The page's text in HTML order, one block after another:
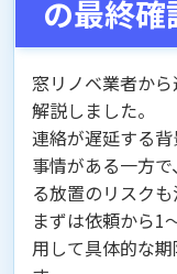
の最終確
窓リノベ業者か
解説しました。
連絡が遅延する
事情がある一方
る放置のリスクも
まずは依頼から1
用して具体的な